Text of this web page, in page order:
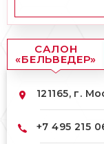
САЛОН
«БЕЛЬВЕДЕР»
121165, г.
+7 495 215